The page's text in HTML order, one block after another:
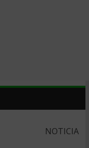
NOTICIA